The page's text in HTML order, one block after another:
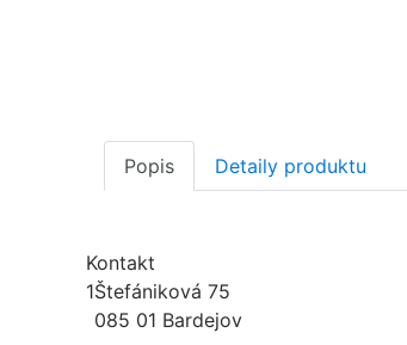
Popis Detaily produktu
Kontakt
1Štefániková 75
085 01 Bardejov